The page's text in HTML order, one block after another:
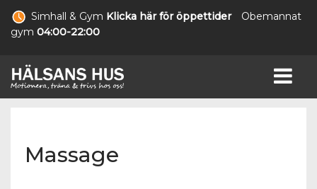
Simhall & Gym Klicka här för öppettider
Obemannat
gym 04:00-22:00
Massage